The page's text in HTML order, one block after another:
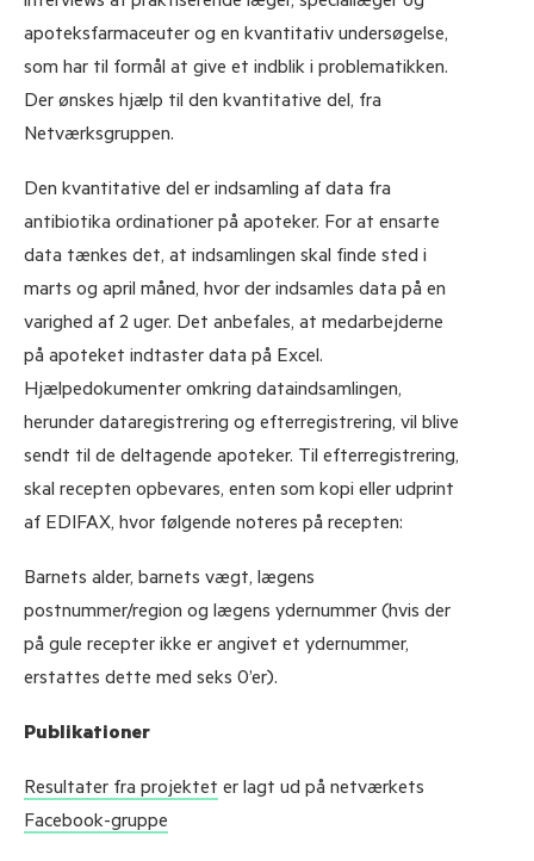
apoteksfarmaceuter og en kvantitativ undersøgelse,
som har til formål at give et indblik i problematikken.
Der ønskes hjælp til den kvantitative del, fra
Netværksgruppen.
Den kvantitative del er indsamling af data fra
antibiotika ordinationer på apoteker. For at ensarte
data tænkes det, at indsamlingen skal finde sted i
marts og april måned, hvor der indsamles data på en
varighed af 2 uger. Det anbefales, at medarbejderne
på apoteket indtaster data på Excel.
Hjælpedokumenter omkring dataindsamlingen,
herunder dataregistrering og efterregistrering, vil blive
sendt til de deltagende apoteker. Til efterregistrering,
skal recepten opbevares, enten som kopi eller udprint
af EDIFAX, hvor følgende noteres på recepten:
Barnets alder, barnets vægt, lægens
postnummer/region og lægens ydernummer (hvis der
på gule recepter ikke er angivet et ydernummer,
erstattes dette med seks 0’er).
Publikationer
Resultater fra projektet er lagt ud på netværkets
Facebook-gruppe